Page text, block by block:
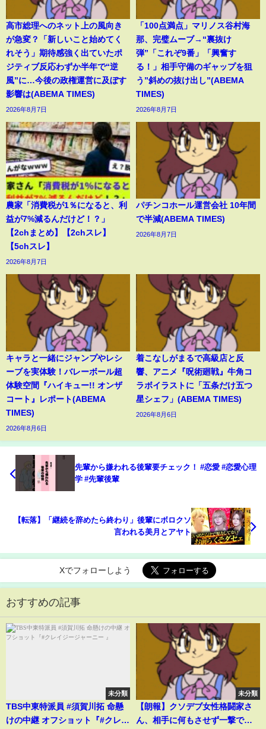
高市総理へのネット上の風向き
が急変？「新しいこと始めてく
れそう」期待感強く出ていたポ
ジティブ反応わずか半年で“逆
風”に…今後の政権運営に及ぼす
影響は(ABEMA TIMES)
2026年8月7日
「100点満点」マリノス谷村海
那、完璧ムーブ→“裏抜け
弾”「これぞ9番」「興奮す
る！」相手守備のギャップを狙
う”斜めの抜け出し”(ABEMA
TIMES)
2026年8月7日
農家「消費税が1％になると、利
益が7%減るんだけど！？」
【2chまとめ】【2chスレ】
【5chスレ】
2026年8月7日
パチンコホール運営会社 10年間
で半減(ABEMA TIMES)
2026年8月7日
キャラと一緒にジャンプやレシ
ーブを実体験！バレーボール超
体験空間『ハイキュー!! オンザ
コート』レポート(ABEMA
TIMES)
2026年8月6日
着こなしがまるで高級店と反
響、アニメ『呪術廻戦』牛角コ
ラボイラストに「五条だけ五つ
星シェフ」(ABEMA TIMES)
2026年8月6日
先輩から嫌われる後輩要チェック！ #恋愛 #恋愛心理
学 #先輩後輩
【転落】「継続を辞めたら終わり」後輩にボロクソ
言われる美月とアヤト
Xでフォローしよう
おすすめの記事
未分類
TBS中東特派員 #須賀川拓 命懸
けの中継 オフショット『#クレイ
未分類
【朗報】クソデブ女性格闘家さ
ん、相手に何もさせず一撃で試